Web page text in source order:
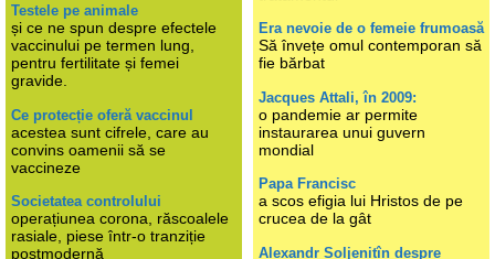
Testele pe animale
și ce ne spun despre efectele
vaccinului pe termen lung,
pentru fertilitate și femei
gravide.
Ce protecție oferă vaccinul
acestea sunt cifrele, care au
convins oamenii să se
vaccineze
Societatea controlului
operațiunea corona, răscoalele
rasiale, piese într-o tranziție
postmodernă
Era nevoie de o femeie frumoasă
Să învețe omul contemporan să
fie bărbat
Jacques Attali, în 2009:
o pandemie ar permite
instaurarea unui guvern
mondial
Papa Francisc
a scos efigia lui Hristos de pe
crucea de la gât
Alexandr Soljenițîn despre